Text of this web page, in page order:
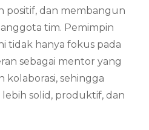
positif, dan membangun
tim. Pemimpin
tidak hanya fokus pada
sebagai mentor yang
kolaborasi, sehingga
solid, produktif, dan